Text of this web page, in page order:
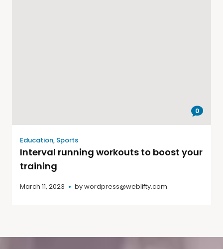
0
Education, Sports
Interval running workouts to boost your
training
March 11, 2023 bywordpress@weblifty.com